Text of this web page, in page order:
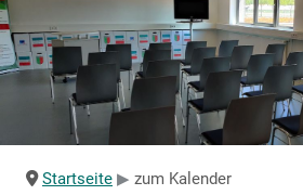
Über uns
Startseite
Angebote
Startseite zum Kalender